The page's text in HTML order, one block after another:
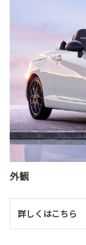
外観
詳しくはこちら